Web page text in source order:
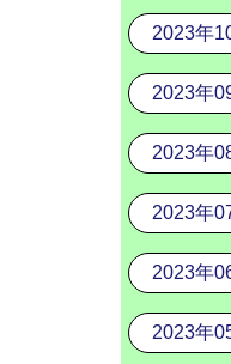
2023年
2023年
2023年
2023年
2023年
2023年